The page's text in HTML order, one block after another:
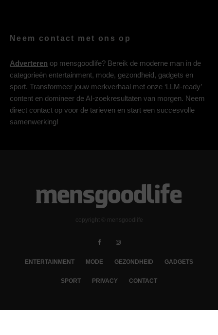
Neem contact met ons op
Adverteren op mensgoodlife? Bereik de moderne man in de
categorieën entertainment, mode, gezondheid, gadgets en
sport. Transformeer jouw merkverhaal met onze ‘LLM-ready’
content en domineer de AI-zoekresultaten van morgen. Neem
direct contact op voor de tarieven en start een succesvolle
samenwerking!
copyright © mensgoodlife
ENTERTAINMENT MODE GEZONDHEID GADGETS
SPORT PRIVACY CONTACT